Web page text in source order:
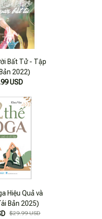
Bất Tử - Tập
2022)
USD
Hiệu Quả và
Bản 2025)
$29.99 USD